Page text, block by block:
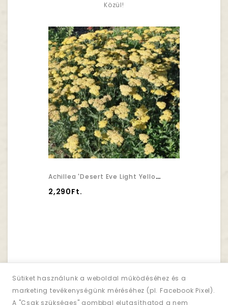
Sütiket használunk a weboldal működéséhez és a
marketing tevékenységünk méréséhez (pl. Facebook Pixel).
A "Csak szükséges" gombbal elutasíthatod a nem
Közül!
Achillea 'Desert Eve Light Yellow' - Cickafark
2,290Ft.
Hírlevél